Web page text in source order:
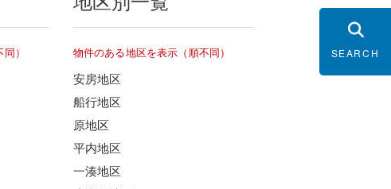
SEARCH
） 物件のある地区を表示（順不同）
安房地区
船行地区
原地区
平内地区
一湊地区